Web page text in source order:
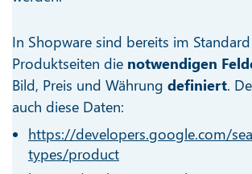
In Shopware sind bereits im
Produktseiten die notwendigen
Bild, Preis und Währung definiert.
auch diese Daten:
https://developers.google.com/
types/product